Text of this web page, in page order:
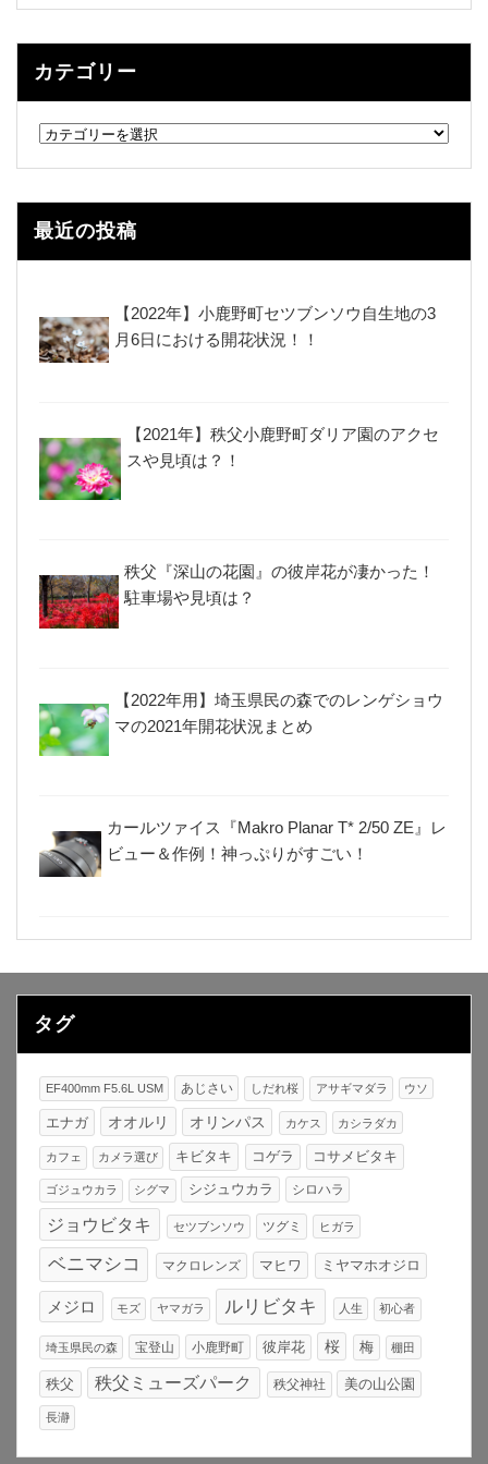
カテゴリー
カ
リ
ー
最近の投稿
【2022年】小鹿野町セツブンソウ自生地の3
月6日における開花状況！！
【2021年】秩父小鹿野町ダリア園のアクセ
スや見頃は？！
秩父『深山の花園』の彼岸花が凄かった！
駐車場や見頃は？
【2022年用】埼玉県民の森でのレンゲショウ
マの2021年開花状況まとめ
カールツァイス『Makro Planar T* 2/50 ZE』レ
ビュー＆作例！神っぷりがすごい！
タグ
EF400mm F5.6L USM あじさい しだれ桜 アサギマダラ ウソ
エナガ オオルリ オリンパス カケス カシラダカ
カフェ カメラ選び キビタキ コゲラ コサメビタキ
ゴジュウカラ シグマ シジュウカラ シロハラ
ジョウビタキ セツブンソウ ツグミ ヒガラ
ベニマシコ マクロレンズ マヒワ ミヤマホオジロ
メジロ モズ ヤマガラ ルリビタキ 人生 初心者
埼玉県民の森 宝登山 小鹿野町 彼岸花 桜 梅 棚田
秩父 秩父ミューズパーク 秩父神社 美の山公園
長瀞